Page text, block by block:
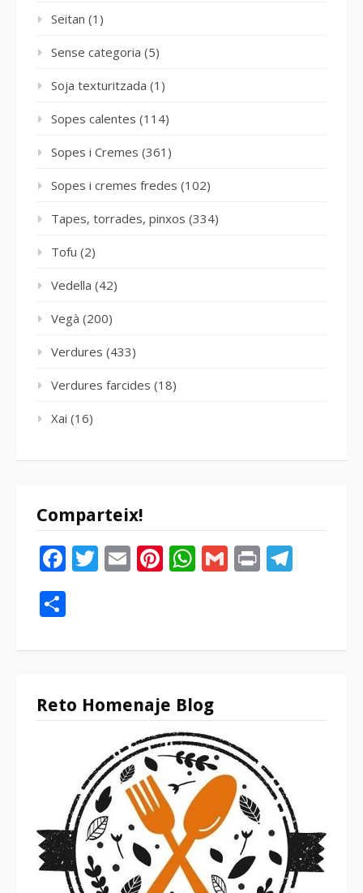
Seitan (1)
Sense categoria (5)
Soja texturitzada (1)
Sopes calentes (114)
Sopes i Cremes (361)
Sopes i cremes fredes (102)
Tapes, torrades, pinxos (334)
Tofu (2)
Vedella (42)
Vegà (200)
Verdures (433)
Verdures farcides (18)
Xai (16)
Comparteix!
Facebook
Twitter
EmailPinterest
WhatsApp
Gmail
Print
Reto Homenaje Blog